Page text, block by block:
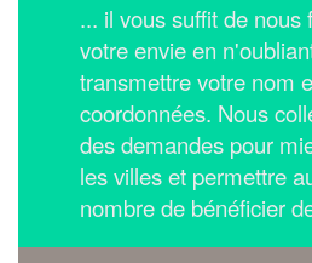
... il vous suffit de nous
votre envie en
transmettre votre nom
coordonnées. Nous
des demandes pour
les villes et permettre
nombre de bénéficier